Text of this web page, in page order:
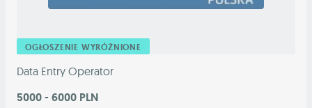
OGŁOSZENIE WYRÓŻNIONE
Data Entry Operator
5000 - 6000 PLN